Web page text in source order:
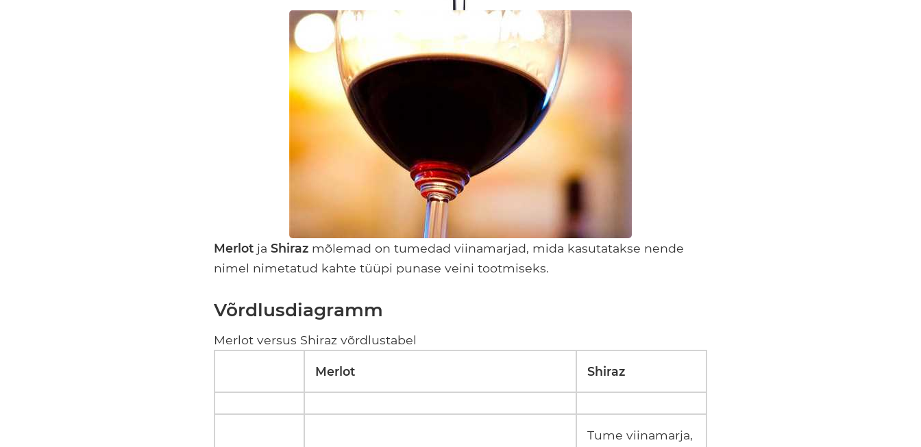
Merlot ja Shiraz mõlemad on tumedad viinamarjad, mida kasutatakse nende
nimel nimetatud kahte tüüpi punase veini tootmiseks.
Võrdlusdiagramm
Merlot versus Shiraz võrdlustabel
Merlot Shiraz
Tume viinamarja,